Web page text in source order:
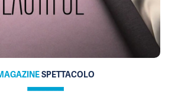
SPETTACOLO